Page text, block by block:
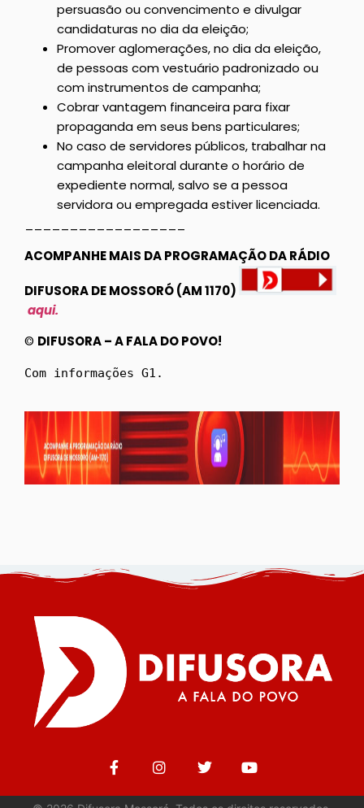
persuasão ou convencimento e divulgar
candidaturas no dia da eleição;
Promover aglomerações, no dia da eleição,
de pessoas com vestuário padronizado ou
com instrumentos de campanha;
Cobrar vantagem financeira para fixar
propaganda em seus bens particulares;
No caso de servidores públicos, trabalhar na
campanha eleitoral durante o horário de
expediente normal, salvo se a pessoa
servidora ou empregada estiver licenciada.
ACOMPANHE MAIS DA PROGRAMAÇÃO DA RÁDIO
DIFUSORA DE MOSSORÓ (AM 1170)
aqui.
© DIFUSORA – A FALA DO POVO!
Com informações G1.